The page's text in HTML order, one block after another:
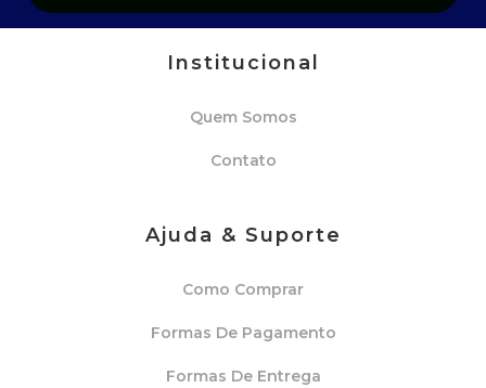
Institucional
Quem Somos
Contato
Ajuda & Suporte
Como Comprar
Formas De Pagamento
Formas De Entrega